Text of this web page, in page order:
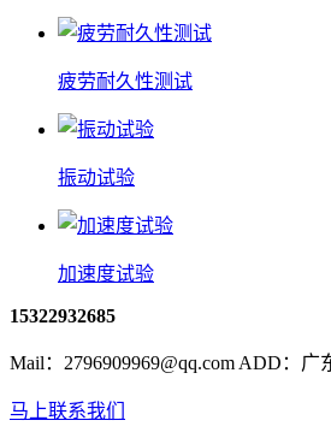
疲劳耐久性测试
振动试验
加速度试验
15322932685
Mail：2796909969@qq.com ADD：
马上联系我们